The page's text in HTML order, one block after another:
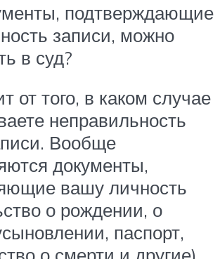
подтверждающие
записи, можно
в суд?
от того, в каком случае
неправильность
Вообще
документы,
вашу личность
о рождении, о
паспорт,